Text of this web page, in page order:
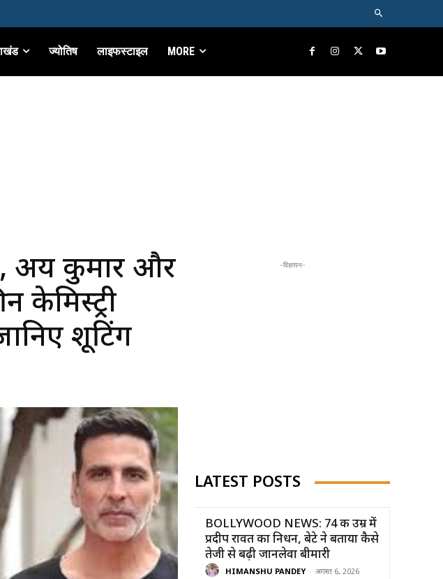
ज्योतिष लाइफस्टाइल MORE
कुमार और
केमिस्ट्री
शूटिंग
-विज्ञापन-
LATEST POSTS
BOLLYWOOD NEWS: 74 की उम्र में
प्रदीप रावत का निधन, बेटे ने बताया कैसे
तेजी से बढ़ी जानलेवा बीमारी
HIMANSHU PANDEY - अगस्त 6, 2026